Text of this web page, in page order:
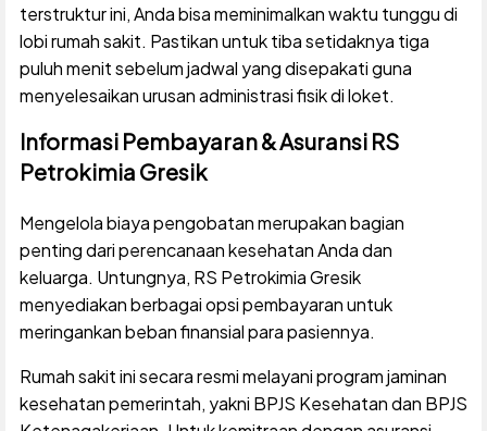
terstruktur ini, Anda bisa meminimalkan waktu tunggu di
lobi rumah sakit. Pastikan untuk tiba setidaknya tiga
puluh menit sebelum jadwal yang disepakati guna
menyelesaikan urusan administrasi fisik di loket.
Informasi Pembayaran & Asuransi RS
Petrokimia Gresik
Mengelola biaya pengobatan merupakan bagian
penting dari perencanaan kesehatan Anda dan
keluarga. Untungnya, RS Petrokimia Gresik
menyediakan berbagai opsi pembayaran untuk
meringankan beban finansial para pasiennya.
Rumah sakit ini secara resmi melayani program jaminan
kesehatan pemerintah, yakni BPJS Kesehatan dan BPJS